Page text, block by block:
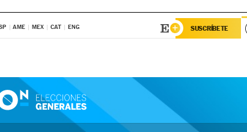
AME MEX CAT ENG SUSCRÍBETE